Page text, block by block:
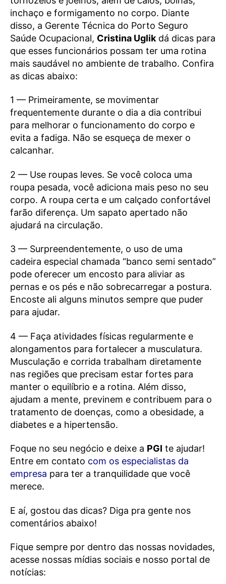
inchaço e formigamento no corpo. Diante
disso, a Gerente Técnica do Porto Seguro
Saúde Ocupacional, Cristina Uglik dá dicas para
que esses funcionários possam ter uma rotina
mais saudável no ambiente de trabalho. Confira
as dicas abaixo:
1 — Primeiramente, se movimentar
frequentemente durante o dia a dia contribui
para melhorar o funcionamento do corpo e
evita a fadiga. Não se esqueça de mexer o
calcanhar.
2 — Use roupas leves. Se você coloca uma
roupa pesada, você adiciona mais peso no seu
corpo. A roupa certa e um calçado confortável
farão diferença. Um sapato apertado não
ajudará na circulação.
3 — Surpreendentemente, o uso de uma
cadeira especial chamada “banco semi sentado”
pode oferecer um encosto para aliviar as
pernas e os pés e não sobrecarregar a postura.
Encoste ali alguns minutos sempre que puder
para ajudar.
4 — Faça atividades físicas regularmente e
alongamentos para fortalecer a musculatura.
Musculação e corrida trabalham diretamente
nas regiões que precisam estar fortes para
manter o equilíbrio e a rotina. Além disso,
ajudam a mente, previnem e contribuem para o
tratamento de doenças, como a obesidade, a
diabetes e a hipertensão.
Foque no seu negócio e deixe a PGI te ajudar!
Entre em contato com os especialistas da
empresa para ter a tranquilidade que você
merece.
E aí, gostou das dicas? Diga pra gente nos
comentários abaixo!
Fique sempre por dentro das nossas novidades,
acesse nossas mídias sociais e nosso portal de
notícias: